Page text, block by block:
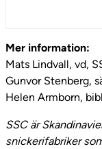
Mer information:
Mats Lindvall, vd,
Gunvor Stenberg,
Helen Armborn,
SSC är
snickerifabriker